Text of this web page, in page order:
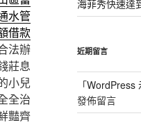
水管
借款
法辦
莊息
小兒
全治
豔齊
海菲秀快速達
近期留言
「WordPress
發佈留言